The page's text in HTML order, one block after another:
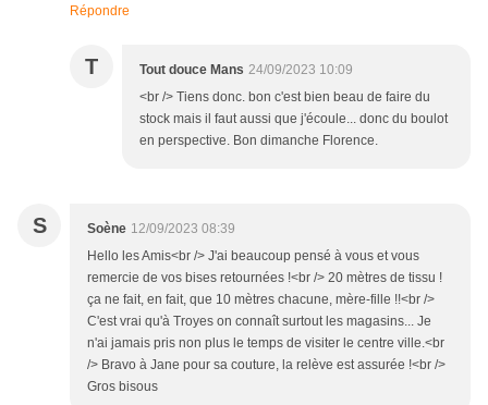
Répondre
T Tout douce Mans 24/09/2023 10:09
<br /> Tiens donc. bon c'est bien beau de faire du
stock mais il faut aussi que j'écoule... donc du boulot
en perspective. Bon dimanche Florence.
S Soène 12/09/2023 08:39
Hello les Amis<br /> J'ai beaucoup pensé à vous et vous
remercie de vos bises retournées !<br /> 20 mètres de tissu !
ça ne fait, en fait, que 10 mètres chacune, mère-fille !!<br />
C'est vrai qu'à Troyes on connaît surtout les magasins... Je
n'ai jamais pris non plus le temps de visiter le centre ville.<br
/> Bravo à Jane pour sa couture, la relève est assurée !<br />
Gros bisous